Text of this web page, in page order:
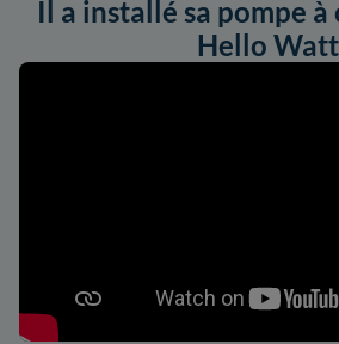
Il a installé sa pompe
Hello Watt